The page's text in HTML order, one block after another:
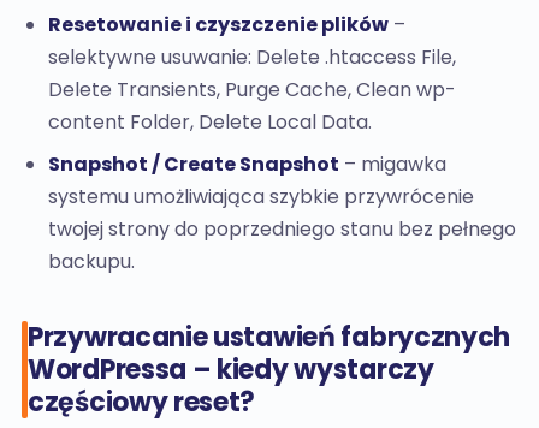
Resetowanie i czyszczenie plików –
selektywne usuwanie: Delete .htaccess File,
Delete Transients, Purge Cache, Clean wp-
content Folder, Delete Local Data.
Snapshot / Create Snapshot – migawka
systemu umożliwiająca szybkie przywrócenie
twojej strony do poprzedniego stanu bez pełnego
backupu.
Przywracanie ustawień fabrycznych
WordPressa – kiedy wystarczy
częściowy reset?